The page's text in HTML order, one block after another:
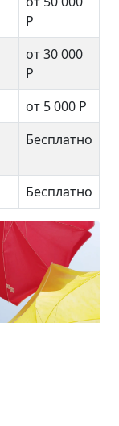
Р
от 30 000
Р
от 5 000 Р
Бесплатно
Бесплатно